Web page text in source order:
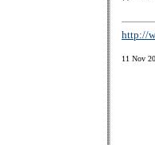
http://
11 Nov